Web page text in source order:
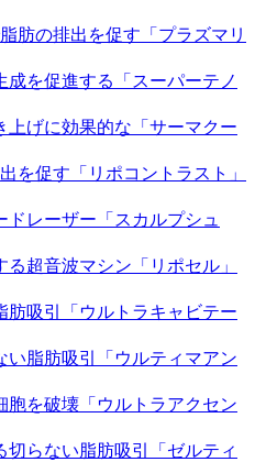
肪の排出を促す「プラズマリ
を促進する「スーパーテノ
上げに効果的な「サーマクー
を促す「リポコントラスト」
レーザー「スカルプシュ
超音波マシン「リポセル」
肪吸引「ウルトラキャビテー
い脂肪吸引「ウルティマアン
胞を破壊「ウルトラアクセン
切らない脂肪吸引「ゼルティ